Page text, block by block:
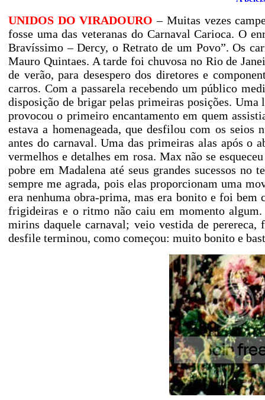
UNIDOS DO VIRADOURO – Muitas vezes
fosse uma das veteranas do Carnaval Carioca. O
Bravíssimo – Dercy, o Retrato de um Povo”. Os
Mauro Quintaes. A tarde foi chuvosa no Rio de
de verão, para desespero dos diretores e
carros. Com a passarela recebendo um público
disposição de brigar pelas primeiras posições.
provocou o primeiro encantamento em quem
estava a homenageada, que desfilou com os
antes do carnaval. Uma das primeiras alas após o
vermelhos e detalhes em rosa. Max não se
pobre em Madalena até seus grandes sucessos
sempre me agrada, pois elas proporcionam uma
era nenhuma obra-prima, mas era bonito e foi
frigideiras e o ritmo não caiu em momento
mirins daquele carnaval; veio vestida de perereca,
desfile terminou, como começou: muito bonito e